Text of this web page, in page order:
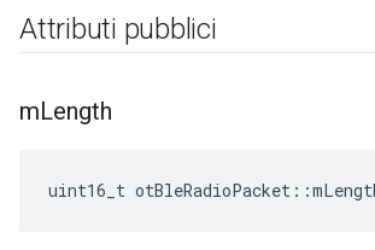
Attributi pubblici
mLength
uint16_t otBleRadioPacket ::